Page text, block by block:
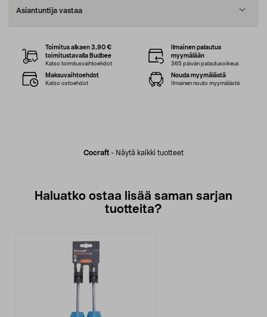
Asiantuntija vastaa
Cocraft - Näytä kaikki tuotteet
Toimitus alkaen 3,90 €
toimitustavalla Budbee
Katso toimitusvaihtoehdot
Ilmainen palautus
myymälään
365 päivän palautusoikeus
Maksuvaihtoehdot
Katso ostoehdot
Nouda myymälästä
Ilmainen nouto myymälästä
Haluatko ostaa lisää saman sarjan
tuotteita?